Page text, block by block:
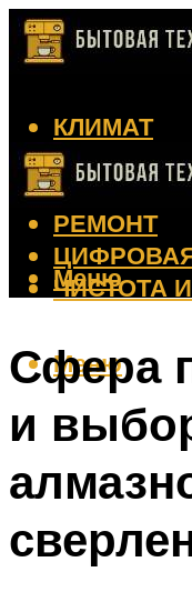
КЛИМАТ
КРАСОТА
КУХНЯ
РЕМОНТ
ЧИСТОТА
Меню
Меню
Сфера
и